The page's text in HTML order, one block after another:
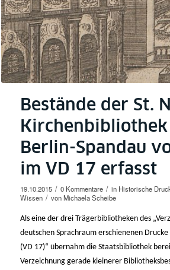
Bestände der St.
Berlin-Spandau
im VD 17 erfasst
19.10.2015 / 0 Kommentare / in Historische
Wissen / vonMichaela Scheibe
Als eine der drei Trägerbibliotheken des
deutschen Sprachraum erschienenen
(VD 17)“ übernahm die Staatsbibliothek
Verzeichnung gerade kleinerer